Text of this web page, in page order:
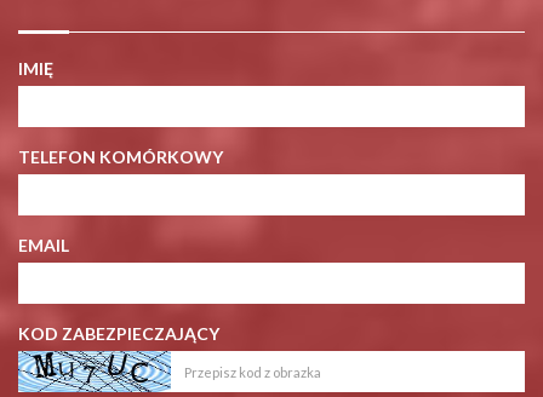
IMIĘ
TELEFON KOMÓRKOWY
EMAIL
KOD ZABEZPIECZAJĄCY